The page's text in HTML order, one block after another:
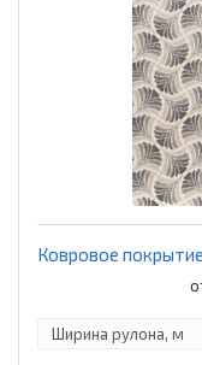
Ковровое